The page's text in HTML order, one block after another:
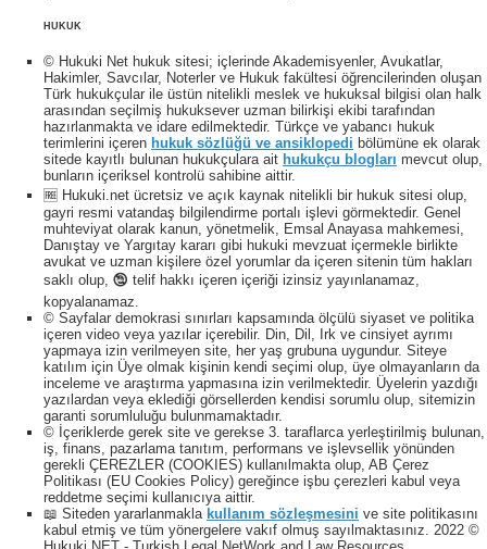
HUKUK
© Hukuki Net hukuk sitesi; içlerinde Akademisyenler, Avukatlar,
Hakimler, Savcılar, Noterler ve Hukuk fakültesi öğrencilerinden oluşan
Türk hukukçular ile üstün nitelikli meslek ve hukuksal bilgisi olan halk
arasından seçilmiş hukuksever uzman bilirkişi ekibi tarafından
hazırlanmakta ve idare edilmektedir. Türkçe ve yabancı hukuk
terimlerini içeren hukuk sözlüğü ve ansiklopedi bölümüne ek olarak
sitede kayıtlı bulunan hukukçulara ait hukukçu blogları mevcut olup,
bunların içeriksel kontrolü sahibine aittir.
🆓 Hukuki.net ücretsiz ve açık kaynak nitelikli bir hukuk sitesi olup,
gayri resmi vatandaş bilgilendirme portalı işlevi görmektedir. Genel
muhteviyat olarak kanun, yönetmelik, Emsal Anayasa mahkemesi,
Danıştay ve Yargıtay kararı gibi hukuki mevzuat içermekle birlikte
avukat ve uzman kişilere özel yorumlar da içeren sitenin tüm hakları
saklı olup, 🕲 telif hakkı içeren içeriği izinsiz yayınlanamaz,
kopyalanamaz.
© Sayfalar demokrasi sınırları kapsamında ölçülü siyaset ve politika
içeren video veya yazılar içerebilir. Din, Dil, Irk ve cinsiyet ayrımı
yapmaya izin verilmeyen site, her yaş grubuna uygundur. Siteye
katılım için Üye olmak kişinin kendi seçimi olup, üye olmayanların da
inceleme ve araştırma yapmasına izin verilmektedir. Üyelerin yazdığı
yazılardan veya eklediği görsellerden kendisi sorumlu olup, sitemizin
garanti sorumluluğu bulunmamaktadır.
© İçeriklerde gerek site ve gerekse 3. taraflarca yerleştirilmiş bulunan,
iş, finans, pazarlama tanıtım, performans ve işlevsellik yönünden
gerekli ÇEREZLER (COOKIES) kullanılmakta olup, AB Çerez
Politikası (EU Cookies Policy) gereğince işbu çerezleri kabul veya
reddetme seçimi kullanıcıya aittir.
📖 Siteden yararlanmakla kullanım sözleşmesini ve site politikasını
kabul etmiş ve tüm yönergelere vakıf olmuş sayılmaktasınız. 2022 ©